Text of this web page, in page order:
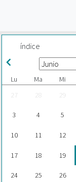
índice
Lu Ma Mi
27
28 29
3 4 5
10 11 12
17 18 19
24 25 26